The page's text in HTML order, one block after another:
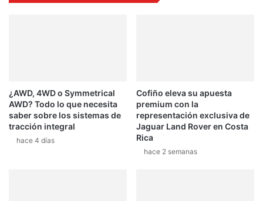
l
E
u
r
¿AWD, 4WD o Symmetrical
AWD? Todo lo que necesita
saber sobre los sistemas de
tracción integral
hace 4 días
Cofiño eleva su apuesta
premium con la
representación exclusiva de
Jaguar Land Rover en Costa
Rica
hace 2 semanas